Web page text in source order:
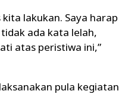
lakukan. Saya harap
ada kata lelah,
atas peristiwa ini,”
pula kegiatan